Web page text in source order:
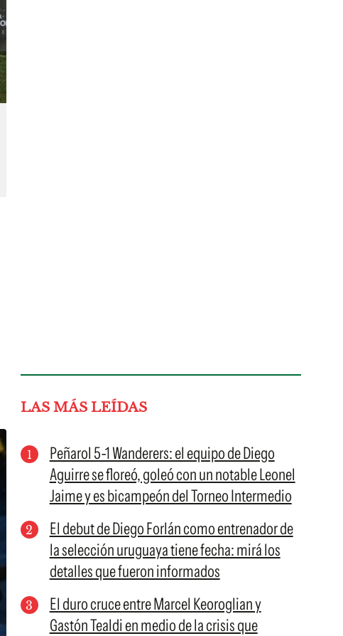
LAS MÁS LEÍDAS
Peñarol 5-1 Wanderers: el equipo de Diego
Aguirre se floreó, goleó con un notable Leonel
Jaime y es bicampeón del Torneo Intermedio
El debut de Diego Forlán como entrenador de
la selección uruguaya tiene fecha: mirá los
detalles que fueron informados
El duro cruce entre Marcel Keoroglian y
Gastón Tealdi en medio de la crisis que